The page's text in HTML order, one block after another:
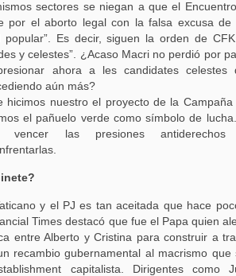
sectores se niegan a que el
por el aborto legal con la falsa excusa de
popular”. Es decir, siguen la orden de
y celestes”. ¿Acaso Macri no perdió por
ahora a les candidates celestes
aún más?
hicimos nuestro el proyecto de la Campaña
el pañuelo verde como símbolo de
vencer las presiones antiderechos
y el PJ es tan aceitada que hace
Times destacó que fue el Papa quien
entre Alberto y Cristina para construir a
recambio gubernamental al macrismo que
capitalista. Dirigentes como